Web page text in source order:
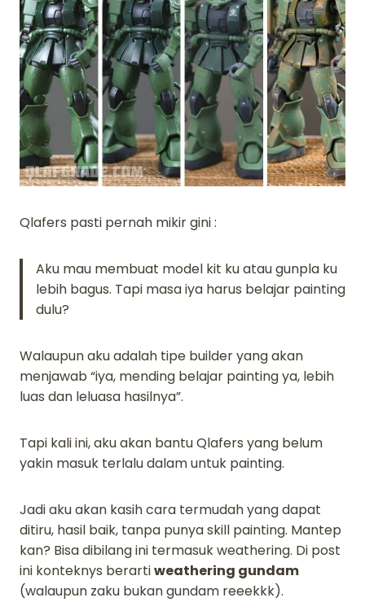
Qlafers pasti pernah mikir gini :
Aku mau membuat model kit ku atau gunpla ku
lebih bagus. Tapi masa iya harus belajar painting
dulu?
Walaupun aku adalah tipe builder yang akan
menjawab “iya, mending belajar painting ya, lebih
luas dan leluasa hasilnya”.
Tapi kali ini, aku akan bantu Qlafers yang belum
yakin masuk terlalu dalam untuk painting.
Jadi aku akan kasih cara termudah yang dapat
ditiru, hasil baik, tanpa punya skill painting. Mantep
kan? Bisa dibilang ini termasuk weathering. Di post
ini konteknys berartiweathering gundam
(walaupun zaku bukan gundam reeekkk).